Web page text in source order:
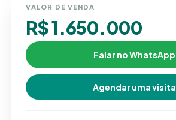
VALOR DE VENDA
R$ 1.650.000
Falar no WhatsApp
Agendar uma visita